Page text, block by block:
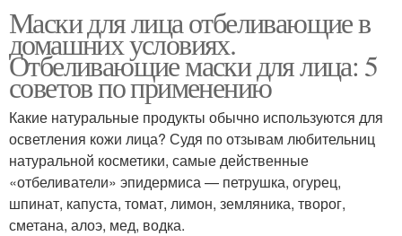
Маски для лица отбеливающие в
домашних условиях.
Отбеливающие маски для лица: 5
советов по применению
Какие натуральные продукты обычно используются для
осветления кожи лица? Судя по отзывам любительниц
натуральной косметики, самые действенные
«отбеливатели» эпидермиса — петрушка, огурец,
шпинат, капуста, томат, лимон, земляника, творог,
сметана, алоэ, мед, водка.